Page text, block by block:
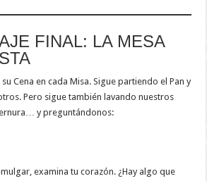
FINAL: LA MESA
Cena en cada Misa. Sigue partiendo el Pan y
Pero sigue también lavando nuestros
y preguntándonos:
examina tu corazón. ¿Hay algo que